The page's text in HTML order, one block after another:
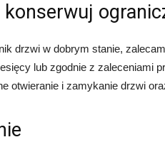
konserwuj
drzwi w dobrym stanie,
lub zgodnie z zaleceniami
otwieranie i zamykanie drzwi